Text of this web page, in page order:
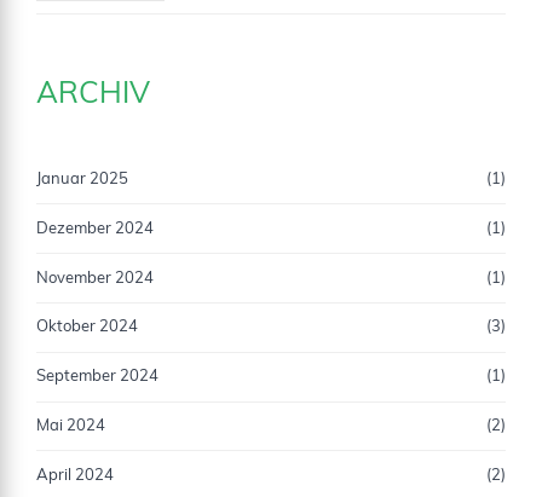
ARCHIV
Januar 2025 (1)
Dezember 2024 (1)
November 2024 (1)
Oktober 2024 (3)
September 2024 (1)
Mai 2024 (2)
April 2024 (2)